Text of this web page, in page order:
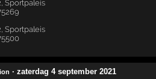
· zaterdag 4 september 2021